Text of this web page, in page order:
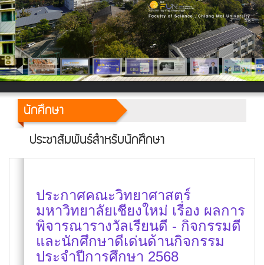
นักศึกษา
ประชาสัมพันธ์สำหรับนักศึกษา
ประกาศคณะวิทยาศาสตร์
มหาวิทยาลัยเชียงใหม่ เรื่อง ผลการ
พิจารณารางวัลเรียนดี - กิจกรรมดี
และนักศึกษาดีเด่นด้านกิจกรรม
ประจำปีการศึกษา 2568